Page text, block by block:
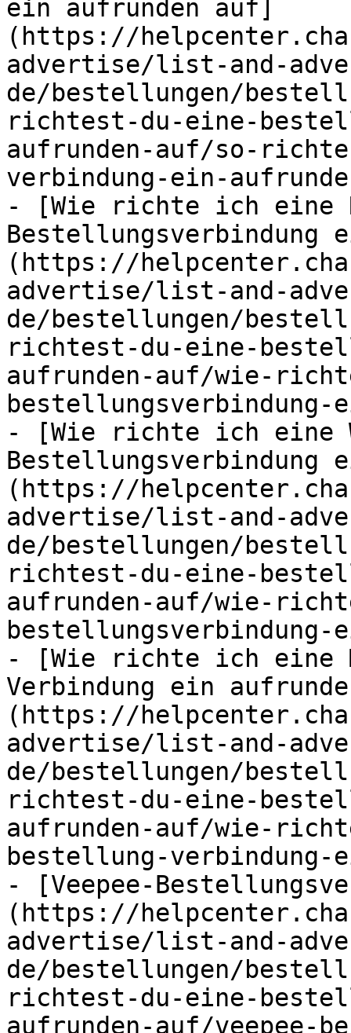
ein aufrunden auf]
(https://
advertise/list-and-
de/bestellungen/
richtest-du-eine-
aufrunden-auf/so-
verbindung-ein-
- [Wie richte ich eine
Bestellungsverbindung
(https://
advertise/list-and-
de/bestellungen/
richtest-du-eine-
aufrunden-auf/wie-
bestellungsverbindung-
- [Wie richte ich eine
Bestellungsverbindung
(https://
advertise/list-and-
de/bestellungen/
richtest-du-eine-
aufrunden-auf/wie-
bestellungsverbindung-
- [Wie richte ich eine
Verbindung ein
(https://
advertise/list-and-
de/bestellungen/
richtest-du-eine-
aufrunden-auf/wie-
bestellung-verbindung-
- [Veepee-
(https://
advertise/list-and-
de/bestellungen/
richtest-du-eine-
aufrunden-auf/veepee-